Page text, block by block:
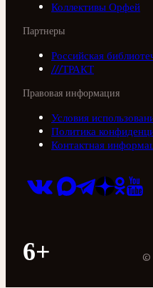
Коллективы Орфей
Партнеры
Российская
///ТРАКТ
Правовая информация
Условия
Политика
Контактная
6+ ©